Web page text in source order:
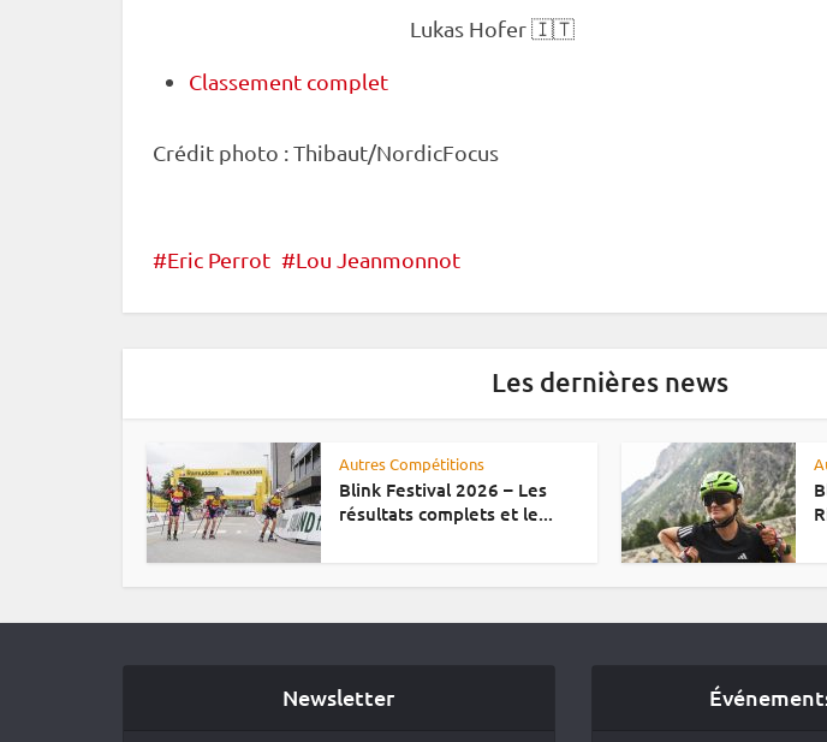
Lukas Hofer 🇮🇹
Classement complet
Crédit photo : Thibaut/NordicFocus
Eric Perrot Lou Jeanmonnot
Les dernières news
Autres Compétitions
Blink Festival 2026 – Les
résultats complets et le...
Newsletter